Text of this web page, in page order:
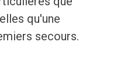
qu'une
secours.